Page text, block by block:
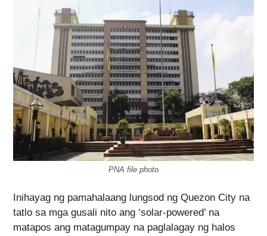
PNA file photo
Inihayag ng pamahalaang lungsod ng Quezon City na
tatlo sa mga gusali nito ang ‘solar-powered’ na
matapos ang matagumpay na paglalagay ng halos